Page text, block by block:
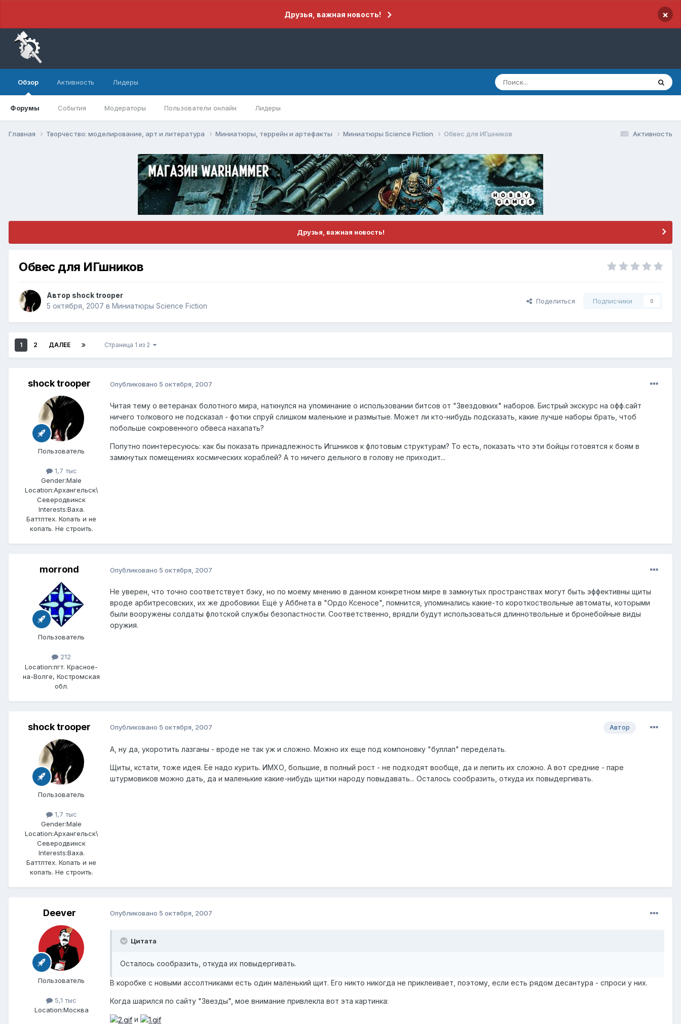
Друзья, важная новость! ×
Обзор
Форумы События Модераторы Пользователи онлайн Лидеры
Активность Лидеры
Активность
Главная Творчество: моделирование, арт и литература Миниатюры, террейн и артефакты Миниатюры Science Fiction Обвес для ИГшников
Друзья, важная новость!
Обвес для ИГшников
Автор shock trooper
5 октября, 2007 в Миниатюры Science Fiction
Поделиться Подписчики 0
1 2 ДАЛЕЕ Страница 1 из 2
shock trooper
Пользователь
1,7 тыс
Gender:Male
Location:Архангельск\
Северодвинск
Interests:Ваха.
Баттлтех. Копать и не
копать. Не строить.
Опубликовано 5 октября, 2007
Читая тему о ветеранах болотного мира, наткнулся на упоминание о использовании битсов от "Звездовких" наборов. Бистрый экскурс на офф.сайт
ничего толкового не подсказал - фотки спруй слишком маленькие и размытые. Может ли кто-нибудь подсказать, какие лучше наборы брать, чтоб
побольше сокровенного обвеса нахапать?
Попутно поинтересуюсь: как бы показать принадлежность Игшников к флотовым структурам? То есть, показать что эти бойцы готовятся к боям в
замкнутых помещениях космических кораблей? А то ничего дельного в голову не приходит...
morrond
Пользователь
212
Location:пгт. Красное-
на-Волге, Костромская
обл.
Опубликовано 5 октября, 2007
Не уверен, что точно соответствует бэку, но по моему мнению в данном конкретном мире в замкнутых пространствах могут быть эффективны щиты
вроде арбитресовских, их же дробовики. Ещё у Аббнета в "Ордо Ксеносе", помнится, упоминались какие-то короткоствольные автоматы, которыми
были вооружены солдаты флотской службы безопастности. Соответственно, врядли будут использоваться длиннотвольные и бронебойные виды
оружия.
shock trooper
Пользователь
1,7 тыс
Gender:Male
Location:Архангельск\
Северодвинск
Interests:Ваха.
Баттлтех. Копать и не
копать. Не строить.
Автор
Опубликовано 5 октября, 2007
А, ну да, укоротить лазганы - вроде не так уж и сложно. Можно их еще под компоновку "буллап" переделать.
Щиты, кстати, тоже идея. Её надо курить. ИМХО, большие, в полный рост - не подходят вообще, да и лепить их сложно. А вот средние - паре
штурмовиков можно дать, да и маленькие какие-нибудь щитки народу повыдавать... Осталось сообразить, откуда их повыдергивать.
Deever
Пользователь
5,1 тыс
Location:Москва
Опубликовано 5 октября, 2007
Цитата
Осталось сообразить, откуда их повыдергивать.
В коробке с новыми ассолтниками есть один маленький щит. Его никто никогда не приклеивает, поэтому, если есть рядом десантура - спроси у них.
Когда шарился по сайту "Звезды", мое внимание привлекла вот эта картинка:
и